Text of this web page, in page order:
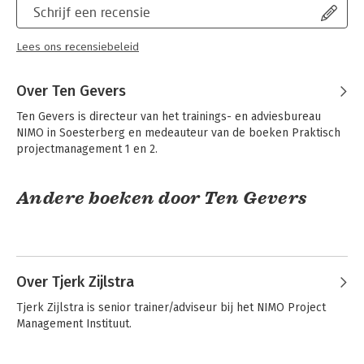
Schrijf een recensie
Lees ons recensiebeleid
Over Ten Gevers
Ten Gevers is directeur van het trainings- en adviesbureau
NIMO in Soesterberg en medeauteur van de boeken Praktisch
projectmanagement 1 en 2.
Andere boeken door Ten Gevers
Over Tjerk Zijlstra
Tjerk Zijlstra is senior trainer/adviseur bij het NIMO Project
Management Instituut.